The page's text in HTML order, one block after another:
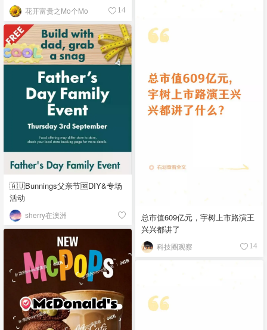
花开富贵之Mo个Mo 14
总市值609亿元，宇树上市路演王
兴兴都讲了
科技圈观察 14
🇦🇺Bunnings父亲节🆓DIY&专场
活动
sherry在澳洲